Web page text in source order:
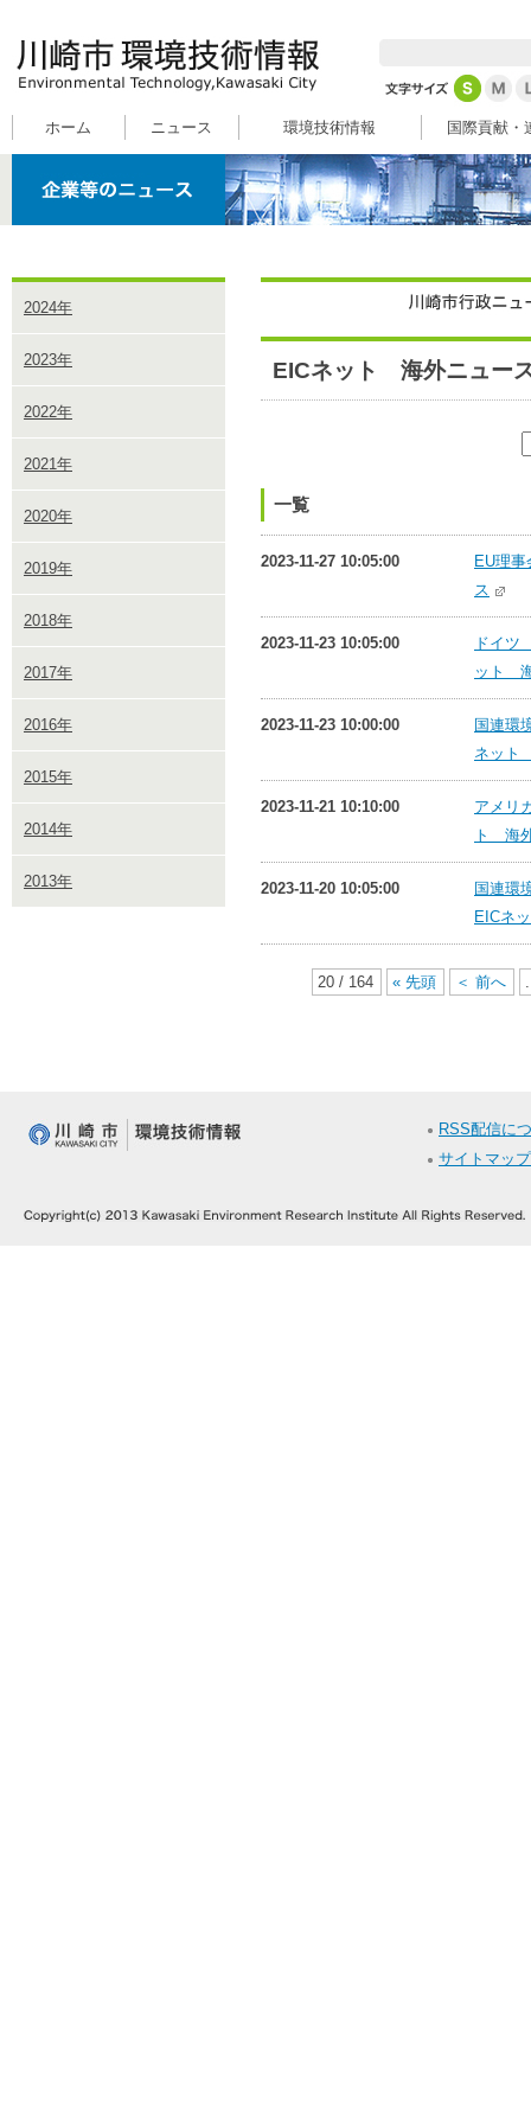
ホーム ニュース 環境技術情報 国際貢献・
2024年
2023年
2022年
2021年
2020年
2019年
2018年
2017年
2016年
2015年
2014年
2013年
EICネット 海外ニュー
一覧
2023-11-27 10:05:00
EU理
ス
2023-11-23 10:05:00
ドイツ
ット
2023-11-23 10:00:00
国連環
ネット
2023-11-21 10:10:00
アメリ
ト 海
2023-11-20 10:05:00
国連環
EICネ
20 / 164 « 先頭 ＜ 前へ
RSS配信に
サイトマップ